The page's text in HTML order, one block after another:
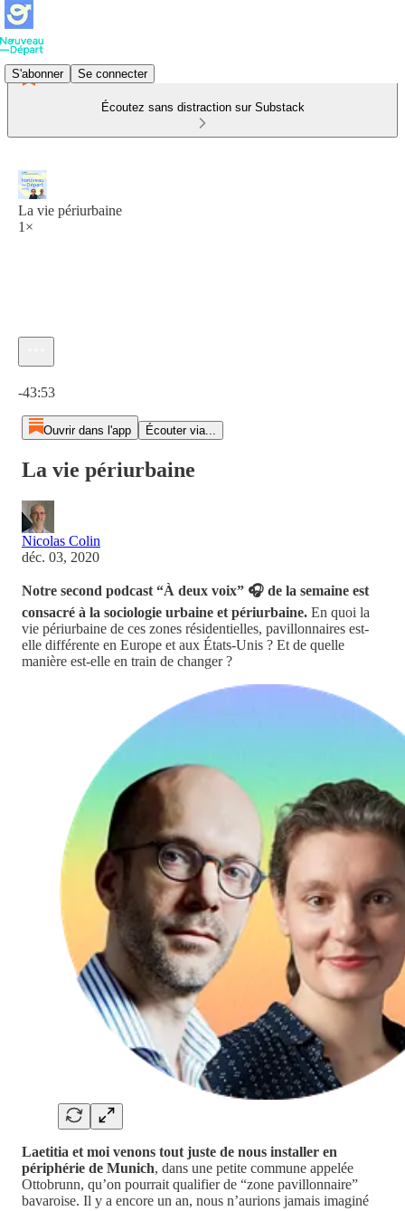
S'abonner Se connecter
Écoutez sans distraction sur Substack
La vie périurbaine
1×
-43:53
Ouvrir dans l'app Écouter via...
La vie périurbaine
Nicolas Colin
déc. 03, 2020
Notre second podcast “À deux voix” 🎧 de la semaine est
consacré à la sociologie urbaine et périurbaine. En quoi la
vie périurbaine de ces zones résidentielles, pavillonnaires est-
elle différente en Europe et aux États-Unis ? Et de quelle
manière est-elle en train de changer ?
Laetitia et moi venons tout juste de nous installer en
périphérie de Munich, dans une petite commune appelée
Ottobrunn, qu’on pourrait qualifier de “zone pavillonnaire”
bavaroise. Il y a encore un an, nous n’aurions jamais imaginé